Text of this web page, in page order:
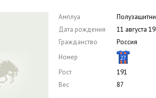
Амплуа
Дата рождения
11 августа
Гражданство
Россия
Номер
27
Рост
191
Вес
87